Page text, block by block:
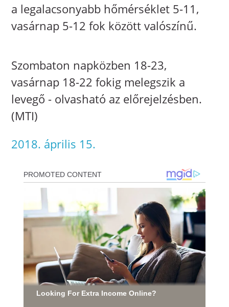
a legalacsonyabb hőmérséklet 5-11,
vasárnap 5-12 fok között valószínű.
Szombaton napközben 18-23,
vasárnap 18-22 fokig melegszik a
levegő - olvasható az előrejelzésben.
(MTI)
2018. április 15.